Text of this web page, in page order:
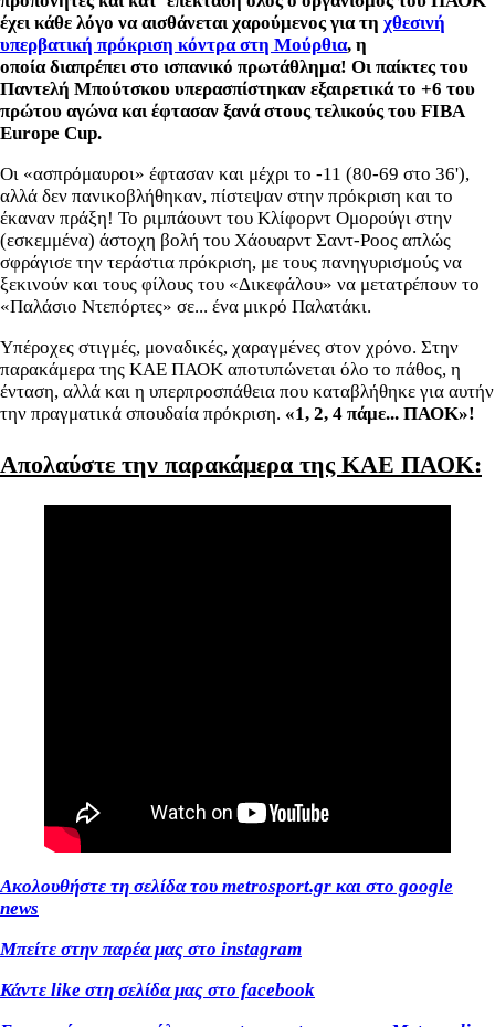
έχει κάθε λόγο να αισθάνεται χαρούμενος για τη χθεσινή
υπερβατική πρόκριση κόντρα στη Μούρθια, η
οποία διαπρέπει στο ισπανικό πρωτάθλημα! Οι παίκτες του
Παντελή Μπούτσκου υπερασπίστηκαν εξαιρετικά το +6 του
πρώτου αγώνα και έφτασαν ξανά στους τελικούς του FIBA
Europe Cup.
Οι «ασπρόμαυροι» έφτασαν και μέχρι το -11 (80-69 στο 36'),
αλλά δεν πανικοβλήθηκαν, πίστεψαν στην πρόκριση και το
έκαναν πράξη! Το ριμπάουντ του Κλίφορντ Ομορούγι στην
(εσκεμμένα) άστοχη βολή του Χάουαρντ Σαντ-Ροος απλώς
σφράγισε την τεράστια πρόκριση, με τους πανηγυρισμούς να
ξεκινούν και τους φίλους του «Δικεφάλου» να μετατρέπουν το
«Παλάσιο Ντεπόρτες» σε... ένα μικρό Παλατάκι.
Υπέροχες στιγμές, μοναδικές, χαραγμένες στον χρόνο. Στην
παρακάμερα της ΚΑΕ ΠΑΟΚ αποτυπώνεται όλο το πάθος, η
ένταση, αλλά και η υπερπροσπάθεια που καταβλήθηκε για αυτήν
την πραγματικά σπουδαία πρόκριση. «1, 2, 4 πάμε... ΠΑΟΚ»!
Απολαύστε την παρακάμερα της ΚΑΕ ΠΑΟΚ:
Ακολουθήστε τη σελίδα του metrosport.gr και στο google
news
Μπείτε στην παρέα μας στο instagram
Κάντε like στη σελίδα μας στο facebook